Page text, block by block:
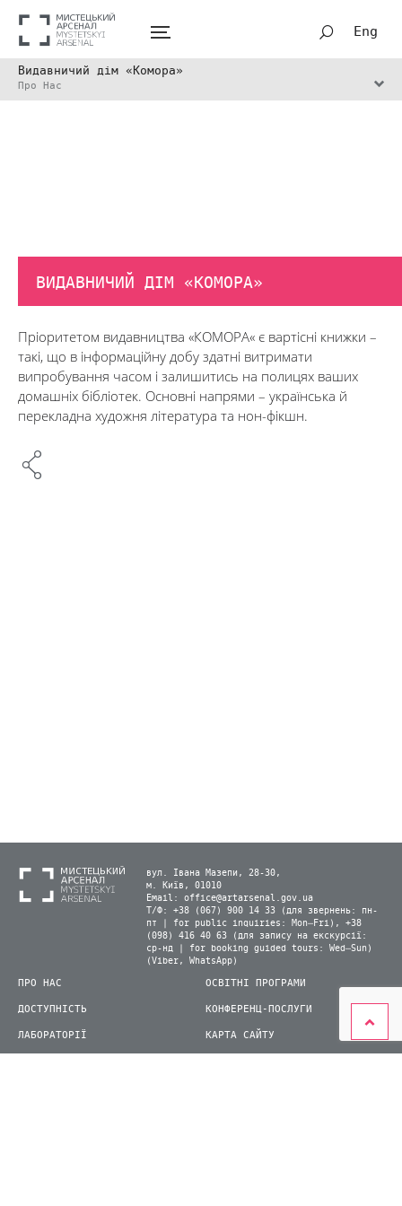
Eng
Видавничий дім «Комора»
Про Нас
ВИДАВНИЧИЙ ДІМ «КОМОРА»
Пріоритетом видавництва «КОМОРА« є вартісні книжки –
такі, що в інформаційну добу здатні витримати
випробування часом і залишитись на полицях ваших
домашніх бібліотек. Основні напрями – українська й
перекладна художня література та нон-фікшн.
вул. Івана Мазепи, 28-30,
м. Київ, 01010
Email: office@artarsenal.gov.ua
Т/Ф: +38 (067) 900 14 33 (для звернень: пн-
пт | for public inquiries: Mon–Fri), +38
(098) 416 40 63 (для запису на екскурсії:
ср-нд | for booking guided tours: Wed–Sun)
(Viber, WhatsApp)
ПРО НАС
ДОСТУПНІСТЬ
ЛАБОРАТОРІЇ
ОСВІТНІ ПРОГРАМИ
КОНФЕРЕНЦ-ПОСЛУГИ
КАРТА САЙТУ